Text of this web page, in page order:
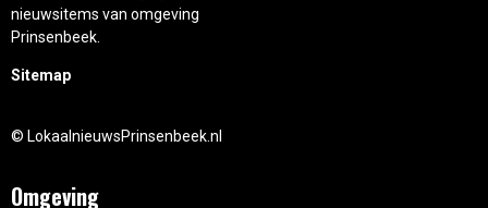
nieuwsitems van omgeving
Prinsenbeek.
Sitemap
© LokaalnieuwsPrinsenbeek.nl
Omgeving